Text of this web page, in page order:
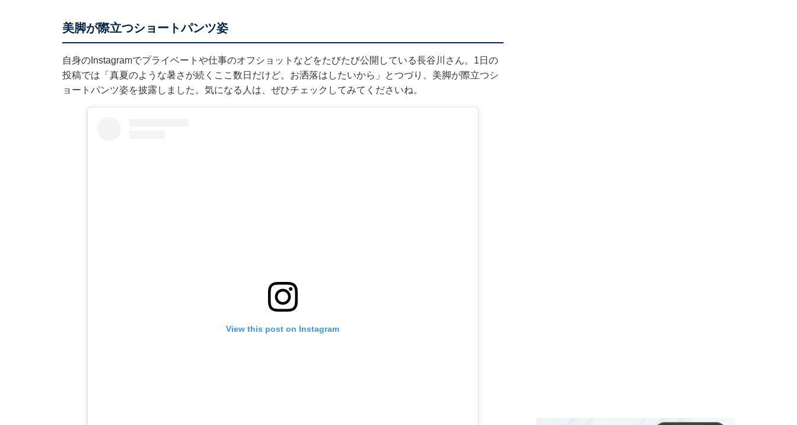
美脚が際立つショートパンツ姿
自身のInstagramでプライベートや仕事のオフショットなどをたびたび公開している長谷川さん。1日の
投稿では「真夏のような暑さが続くここ数日だけど。お洒落はしたいから」とつづり、美脚が際立つシ
ョートパンツ姿を披露しました。気になる人は、ぜひチェックしてみてくださいね。
View this post on Instagram